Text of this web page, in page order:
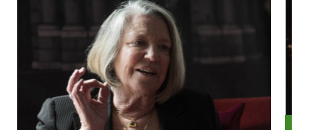
MÍDIA NEGRA E FEMINISTA